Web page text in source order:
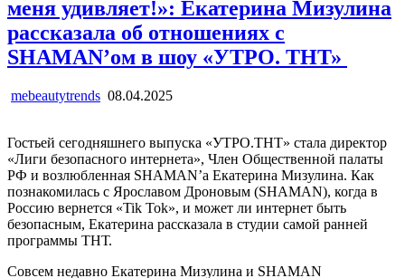
меня удивляет!»: Екатерина Мизулина
рассказала об отношениях с
SHAMAN’ом в шоу «УТРО. ТНТ»
mebeautytrends 08.04.2025
Гостьей сегодняшнего выпуска «УТРО.ТНТ» стала директор
«Лиги безопасного интернета», Член Общественной палаты
РФ и возлюбленная SHAMAN’а Екатерина Мизулина. Как
познакомилась с Ярославом Дроновым (SHAMAN), когда в
Россию вернется «Tik Tok», и может ли интернет быть
безопасным, Екатерина рассказала в студии самой ранней
программы ТНТ.
Совсем недавно Екатерина Мизулина и SHAMAN